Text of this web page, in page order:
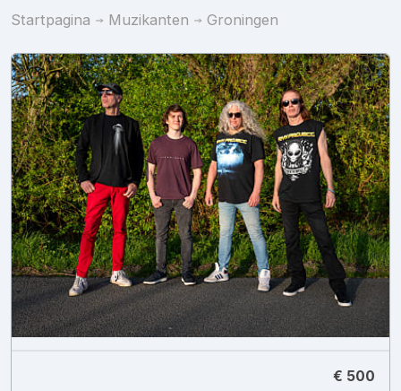
Startpagina Muzikanten Groningen
€ 500